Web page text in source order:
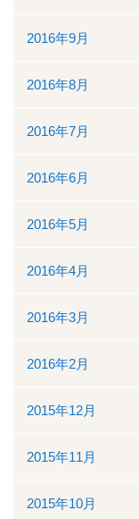
2016年9月
2016年8月
2016年7月
2016年6月
2016年5月
2016年4月
2016年3月
2016年2月
2015年12月
2015年11月
2015年10月